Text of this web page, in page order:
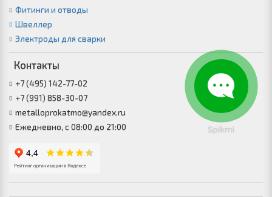
Фитинги и отводы
Швеллер
Электроды для сварки
Контакты
+7 (495) 142-77-02
+7 (991) 858-30-07
metalloprokatmo@yandex.ru
Ежедневно, с 08:00 до 21:00